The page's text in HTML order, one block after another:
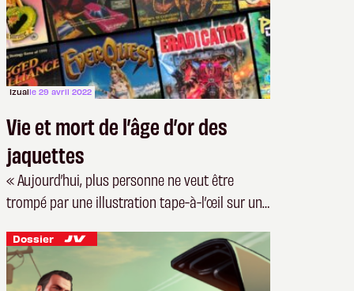
Izualle 29 avril 2022
Vie et mort de l’âge d’or des
jaquettes
« Aujourd’hui, plus personne ne veut être
trompé par une illustration tape-à-l’œil sur une
Dossier